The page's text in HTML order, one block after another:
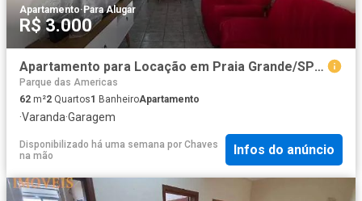
Apartamento·Para Alugar
R$ 3.000
Apartamento para Locação em Praia Grande/SP Aviação 2 Quartos
Parque das Americas
62 m²2 Quartos1 BanheiroApartamento
·Varanda·Garagem
Disponibilizado há uma semana por Chaves
na mão
Infos do anúncio